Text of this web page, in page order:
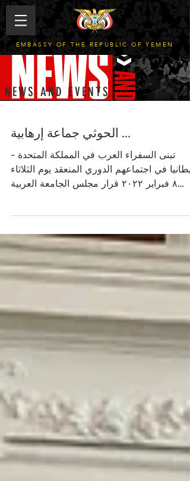
EMBASSY OF THE REPUBLIC OF YEMEN
NEWS AND EVENTS,
الحوثي جماعة إرهابية ...
تبنى السفراء العرب في المملكة المتحدة -
في اجتماعهم الدوري المنعقد يوم الثلاثاء
٨ فبراير ٢٠٢٢ قرار مجلس الجامعة العربية